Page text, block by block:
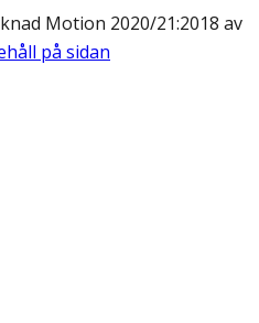
Motion 2020/21:2018 av
på sidan